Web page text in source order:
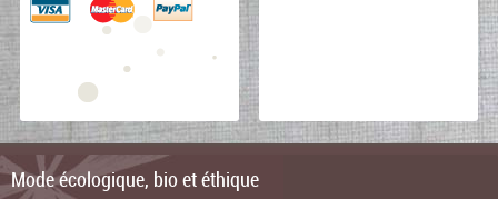
Mode écologique, bio et éthique